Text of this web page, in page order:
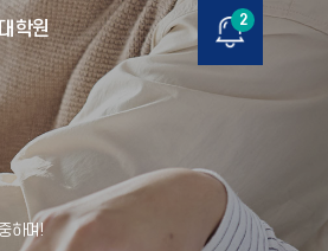
대학원 2